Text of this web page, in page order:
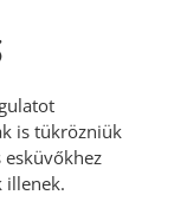
is tükrözniük
illenek.